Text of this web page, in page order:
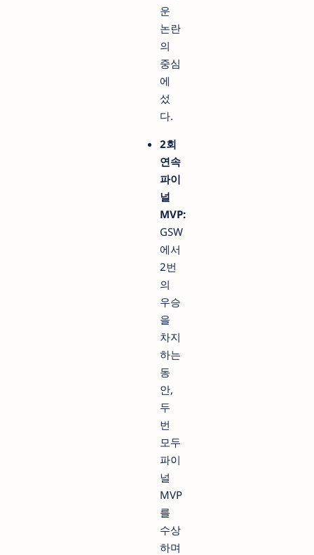
운
논란
의
중심
에
섰
다.
2회
연속
파이
널
MVP:
GSW
에서
2번
의
우승
을
차지
하는
동
안,
두
번
모두
파이
널
MVP
를
수상
하며